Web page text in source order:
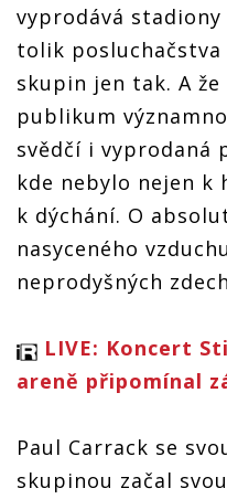
vyprodává
tolik posluchačstva
skupin jen tak. A že
publikum
svědčí i vyprodaná
kde nebylo nejen k
k dýchání. O
nasyceného
neprodyšných
LIVE: Koncert
areně připomínal
Paul Carrack se
skupinou začal